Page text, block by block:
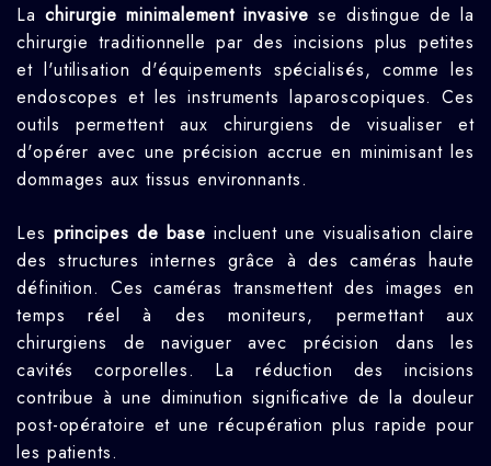
Lachirurgie minimalement invasive se distingue de la
chirurgie traditionnelle par des incisions plus petites
et l'utilisation d'équipements spécialisés, comme les
endoscopes et les instruments laparoscopiques. Ces
outils permettent aux chirurgiens de visualiser et
d'opérer avec une précision accrue en minimisant les
dommages aux tissus environnants.
Les principes de base incluent une visualisation claire
des structures internes grâce à des caméras haute
définition. Ces caméras transmettent des images en
temps réel à des moniteurs, permettant aux
chirurgiens de naviguer avec précision dans les
cavités corporelles. La réduction des incisions
contribue à une diminution significative de la douleur
post-opératoire et une récupération plus rapide pour
les patients.